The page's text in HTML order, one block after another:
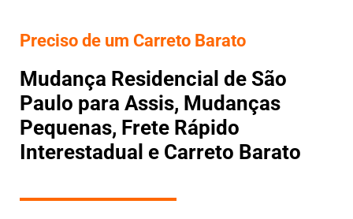
Preciso de um Carreto Barato
Mudança Residencial de São
Paulo para Assis, Mudanças
Pequenas, Frete Rápido
Interestadual e Carreto Barato